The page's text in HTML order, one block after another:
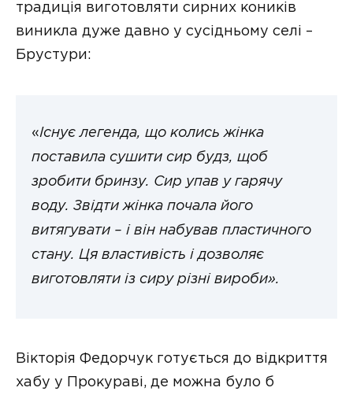
традиція виготовляти сирних коників
виникла дуже давно у сусідньому селі –
Брустури:
«Існує легенда, що колись жінка
поставила сушити сир будз, щоб
зробити бринзу. Сир упав у гарячу
воду. Звідти жінка почала його
витягувати – і він набував пластичного
стану. Ця властивість і дозволяє
виготовляти із сиру різні вироби».
Вікторія Федорчук готується до відкриття
хабу у Прокураві, де можна було б